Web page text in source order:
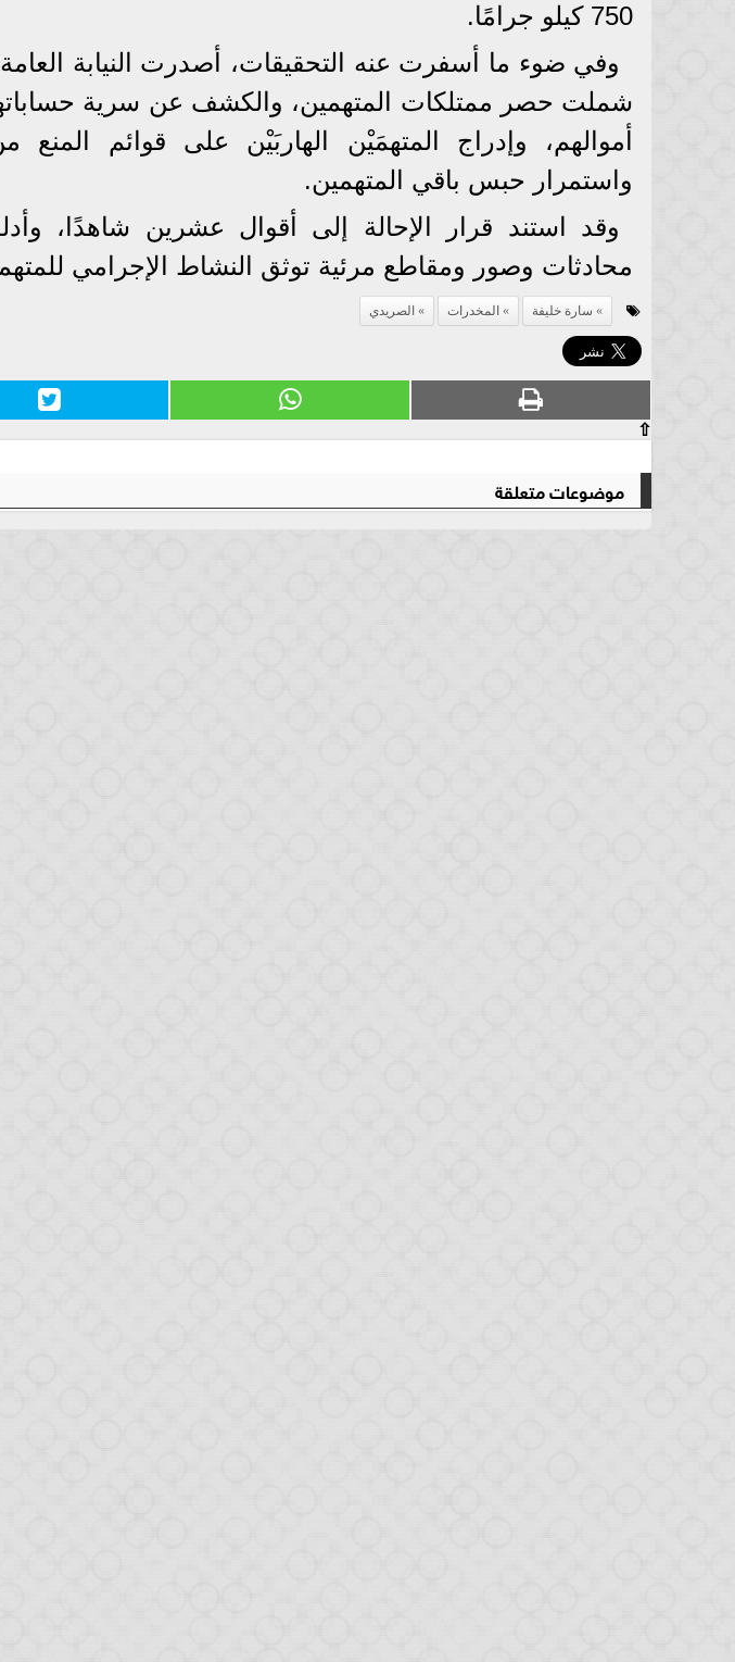
750 كيلو جرامًا.
وفي ضوء ما أسفرت عنه التحقيقات، أصدرت النيابة
شملت حصر ممتلكات المتهمين، والكشف عن سرية
أموالهم، وإدراج المتهمَيْن الهاربَيْن على قوائم
واستمرار حبس باقي المتهمين.
وقد استند قرار الإحالة إلى أقوال عشرين شاهدًا،
محادثات وصور ومقاطع مرئية توثق النشاط الإجرامي
سارة خليفة المخدرات الصريدي
⇧
موضوعات متعلقة